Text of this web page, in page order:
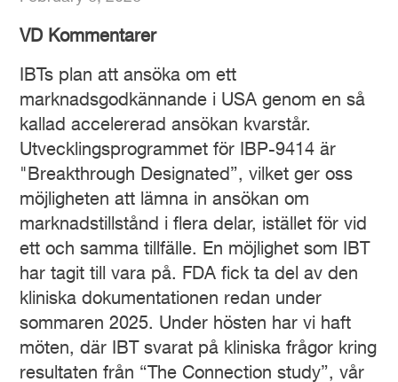
VD Kommentarer
IBTs plan att ansöka om ett
marknadsgodkännande i USA genom en så
kallad accelererad ansökan kvarstår.
Utvecklingsprogrammet för IBP-9414 är
"Breakthrough Designated”, vilket ger oss
möjligheten att lämna in ansökan om
marknadstillstånd i flera delar, istället för vid
ett och samma tillfälle. En möjlighet som IBT
har tagit till vara på. FDA fick ta del av den
kliniska dokumentationen redan under
sommaren 2025. Under hösten har vi haft
möten, där IBT svarat på kliniska frågor kring
resultaten från “The Connection study”, vår